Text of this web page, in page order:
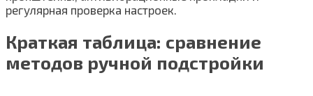
регулярная проверка настроек.
Краткая таблица: сравнение
методов ручной подстройки